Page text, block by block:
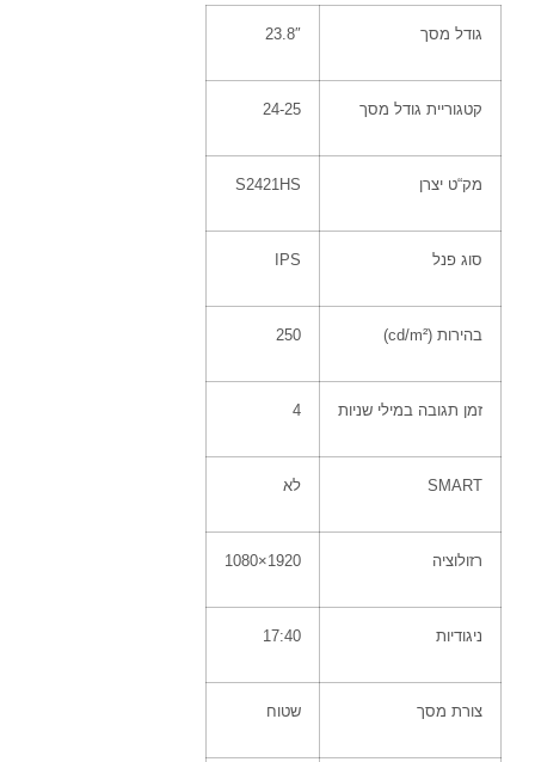
גודל מסך 23.8″
קטגוריית גודל מסך 24-25
מק“ט יצרן S2421HS
סוג פנל IPS
בהירות (cd/m²)
250
זמן תגובה במילי שניות 4
SMART לא
רזולוציה 1920×1080
ניגודיות 17:40
צורת מסך שטוח